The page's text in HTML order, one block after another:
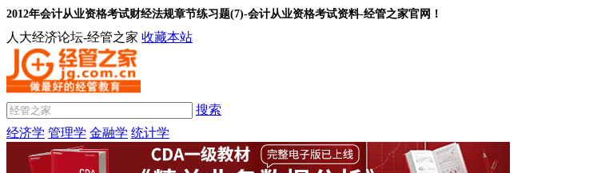
2012年会计从业资格考试财经法规章节练习题(7)-会计从业资格考试资料-经管之家官网！
人大经济论坛-经管之家 收藏本站
搜索
经济学 管理学 金融学 统计学